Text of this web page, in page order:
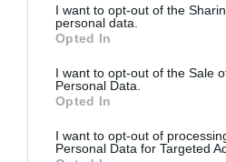
I want to opt-out of the
personal data.
Opted In
I want to opt-out of the Sale
Personal Data.
Opted In
I want to opt-out of
Personal Data for Targeted
Tikko palikusi
normāli?
GRŪTNIECĪBA